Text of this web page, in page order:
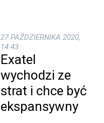
27 PAŹDZIERNIKA 2020,
14:43
Exatel
wychodzi ze
strat i chce być
ekspansywny